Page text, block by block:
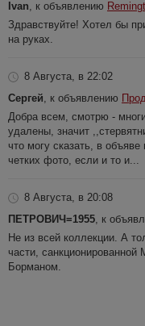
Ivan , к объявлению
Здравствуйте! Хотел бы
на руках.
8 Августа, в 22:02
Сергей , к объявлению
Добра всем, смотрю -
удалены, значит
что могу сказать, в
четких фото, если и то и...
8 Августа, в 20:08
ПЕТРОВИЧ=1955 , к
Не из всей коллекции. А
части, санкционированной
Борманом.